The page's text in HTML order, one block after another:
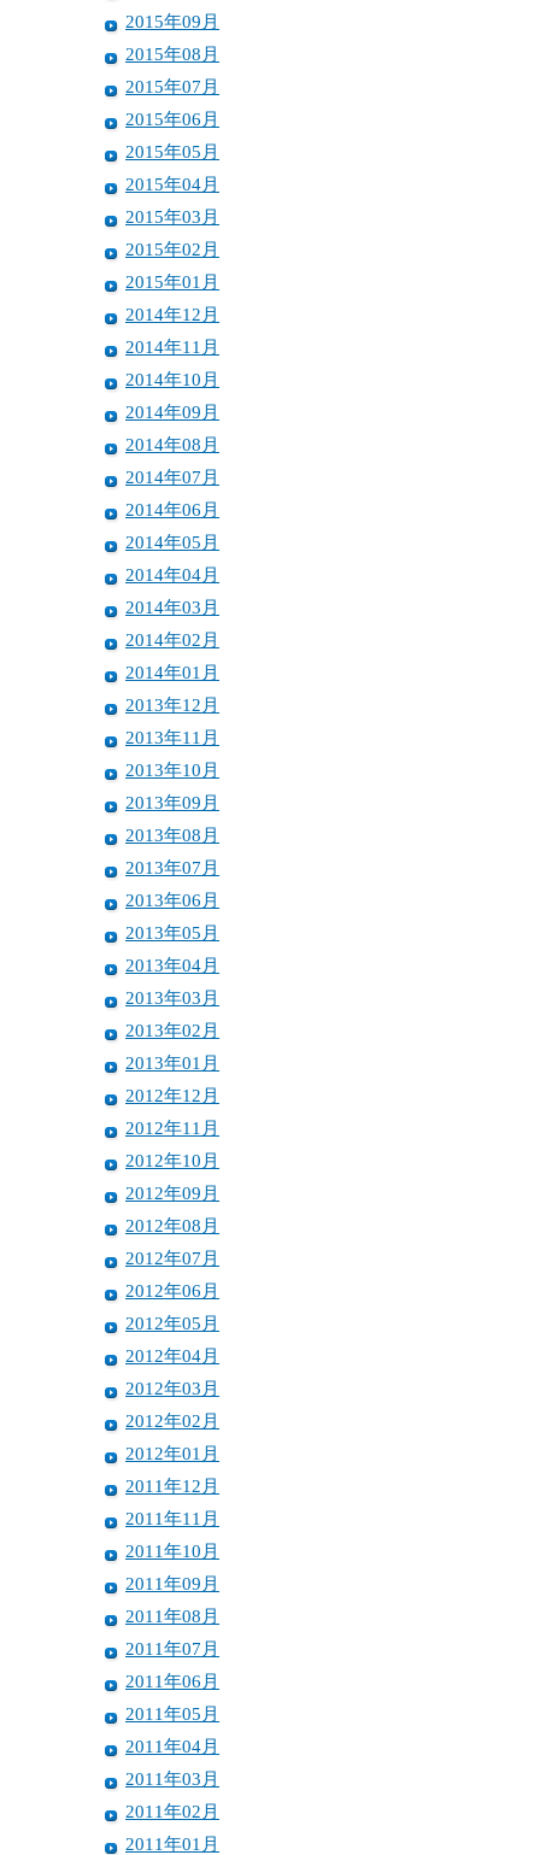
2015年09月
2015年08月
2015年07月
2015年06月
2015年05月
2015年04月
2015年03月
2015年02月
2015年01月
2014年12月
2014年11月
2014年10月
2014年09月
2014年08月
2014年07月
2014年06月
2014年05月
2014年04月
2014年03月
2014年02月
2014年01月
2013年12月
2013年11月
2013年10月
2013年09月
2013年08月
2013年07月
2013年06月
2013年05月
2013年04月
2013年03月
2013年02月
2013年01月
2012年12月
2012年11月
2012年10月
2012年09月
2012年08月
2012年07月
2012年06月
2012年05月
2012年04月
2012年03月
2012年02月
2012年01月
2011年12月
2011年11月
2011年10月
2011年09月
2011年08月
2011年07月
2011年06月
2011年05月
2011年04月
2011年03月
2011年02月
2011年01月